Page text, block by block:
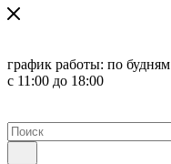
график работы: по будням
с 11:00 до 18:00